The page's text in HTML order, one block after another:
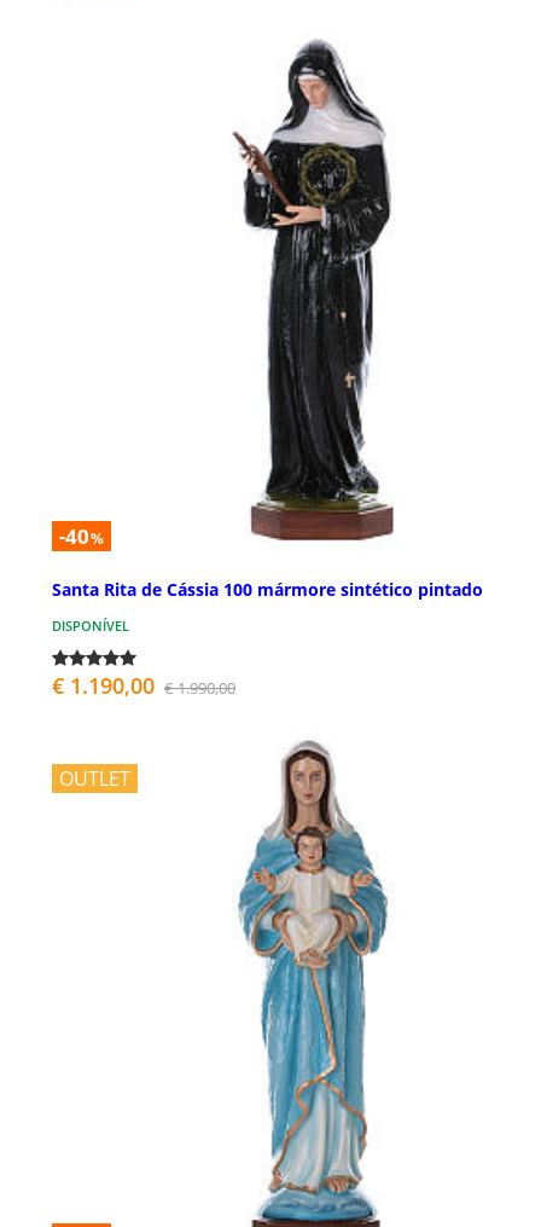
-40%
Santa Rita de Cássia 100 mármore sintético pintado
DISPONÍVEL
€ 1.190,00 € 1.990,00
OUTLET